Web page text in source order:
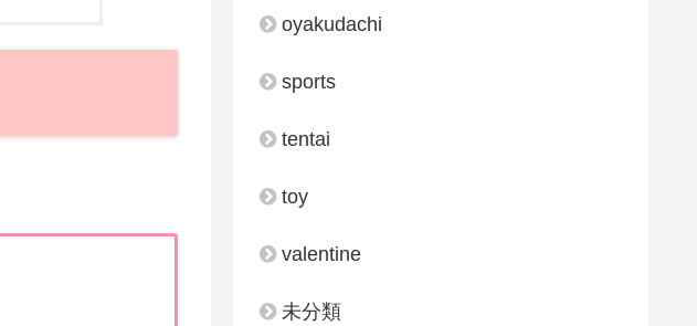
oyakudachi
sports
tentai
toy
valentine
未分類